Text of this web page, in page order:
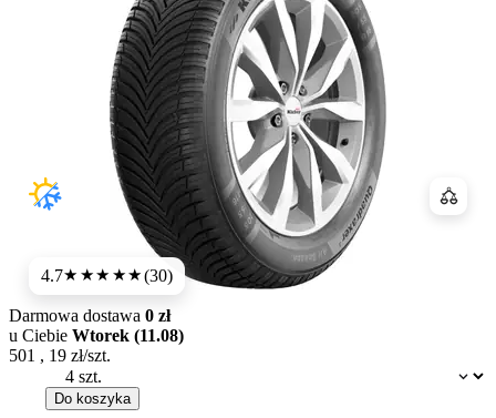
4.7★★★★★(30)
Dostępność:
Darmowa dostawa 0 zł
u Ciebie Wtorek (11.08)
501 , 19 zł/szt.
Do koszyka